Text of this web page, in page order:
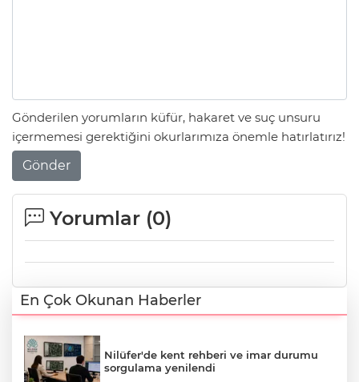
Gönderilen yorumların küfür, hakaret ve suç unsuru
içermemesi gerektiğini okurlarımıza önemle hatırlatırız!
Gönder
Yorumlar (0)
En Çok Okunan Haberler
Nilüfer'de kent rehberi ve imar durumu
sorgulama yenilendi